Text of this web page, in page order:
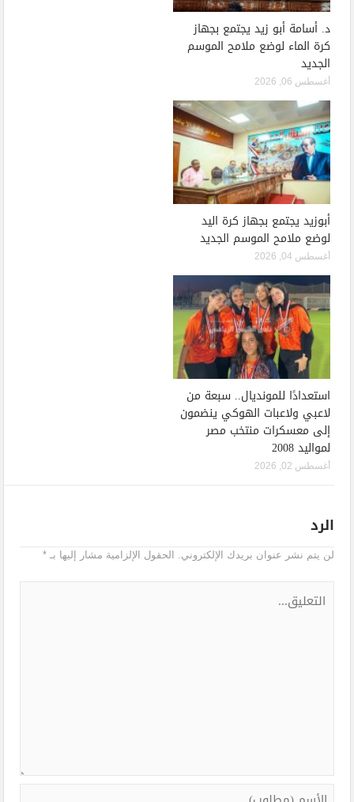
د. أسامة أبو زيد يجتمع بجهاز
كرة الماء لوضع ملامح الموسم
الجديد
أغسطس 06, 2026
أبوزيد يجتمع بجهاز كرة اليد
لوضع ملامح الموسم الجديد
أغسطس 04, 2026
استعدادًا للمونديال.. سبعة من
لاعبي ولاعبات الهوكي ينضمون
إلى معسكرات منتخب مصر
لمواليد 2008
أغسطس 02, 2026
الرد
لن يتم نشر عنوان بريدك الإلكتروني. الحقول الإلزامية مشار إليها بـ*